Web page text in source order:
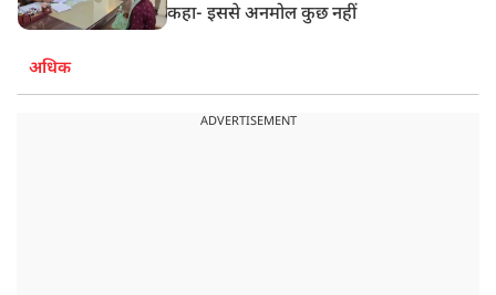
कहा- इससे अनमोल कुछ नहीं
अधिक
ADVERTISEMENT